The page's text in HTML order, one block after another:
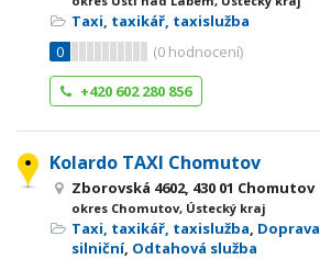
Taxi, taxikář, taxislužba
0
(0 hodnocení)
+420 602 280 856
Kolardo TAXI Chomutov
Zborovská 4602, 430 01 Chomutov
okres Chomutov, Ústecký kraj
Taxi, taxikář, taxislužba, Doprava
silniční, Odtahová služba